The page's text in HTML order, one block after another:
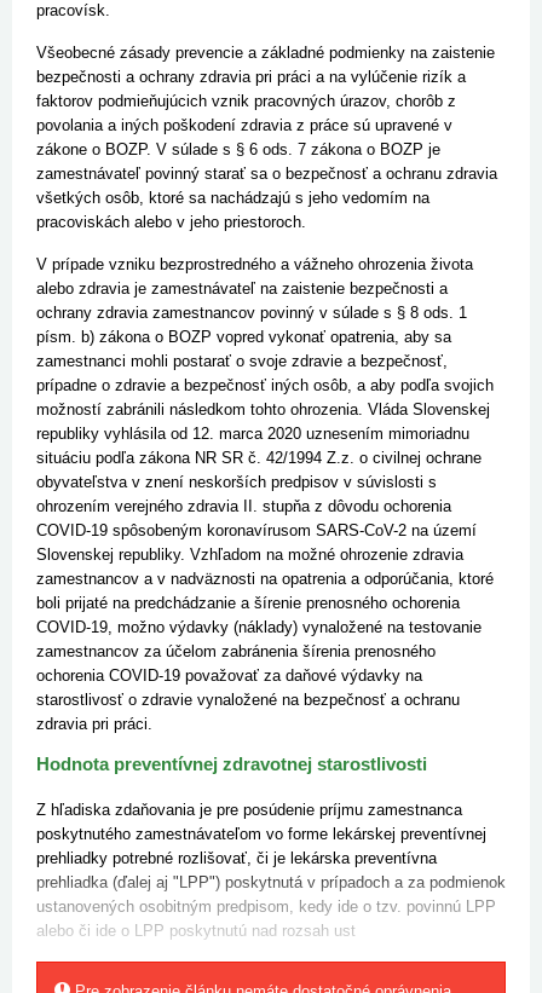
pracovísk.
Všeobecné zásady prevencie a základné podmienky na zaistenie
bezpečnosti a ochrany zdravia pri práci a na vylúčenie rizík a
faktorov podmieňujúcich vznik pracovných úrazov, chorôb z
povolania a iných poškodení zdravia z práce sú upravené v
zákone o BOZP. V súlade s § 6 ods. 7 zákona o BOZP je
zamestnávateľ povinný starať sa o bezpečnosť a ochranu zdravia
všetkých osôb, ktoré sa nachádzajú s jeho vedomím na
pracoviskách alebo v jeho priestoroch.
V prípade vzniku bezprostredného a vážneho ohrozenia života
alebo zdravia je zamestnávateľ na zaistenie bezpečnosti a
ochrany zdravia zamestnancov povinný v súlade s § 8 ods. 1
písm. b) zákona o BOZP vopred vykonať opatrenia, aby sa
zamestnanci mohli postarať o svoje zdravie a bezpečnosť,
prípadne o zdravie a bezpečnosť iných osôb, a aby podľa svojich
možností zabránili následkom tohto ohrozenia. Vláda Slovenskej
republiky vyhlásila od 12. marca 2020 uznesením mimoriadnu
situáciu podľa zákona NR SR č. 42/1994 Z.z. o civilnej ochrane
obyvateľstva v znení neskorších predpisov v súvislosti s
ohrozením verejného zdravia II. stupňa z dôvodu ochorenia
COVID-19 spôsobeným koronavírusom SARS-CoV-2 na území
Slovenskej republiky. Vzhľadom na možné ohrozenie zdravia
zamestnancov a v nadväznosti na opatrenia a odporúčania, ktoré
boli prijaté na predchádzanie a šírenie prenosného ochorenia
COVID-19, možno výdavky (náklady) vynaložené na testovanie
zamestnancov za účelom zabránenia šírenia prenosného
ochorenia COVID-19 považovať za daňové výdavky na
starostlivosť o zdravie vynaložené na bezpečnosť a ochranu
zdravia pri práci.
Hodnota preventívnej zdravotnej starostlivosti
Z hľadiska zdaňovania je pre posúdenie príjmu zamestnanca
poskytnutého zamestnávateľom vo forme lekárskej preventívnej
prehliadky potrebné rozlišovať, či je lekárska preventívna
prehliadka (ďalej aj "LPP") poskytnutá v prípadoch a za podmienok
ustanovených osobitným predpisom, kedy ide o tzv. povinnú LPP
alebo či ide o LPP poskytnutú nad rozsah ust